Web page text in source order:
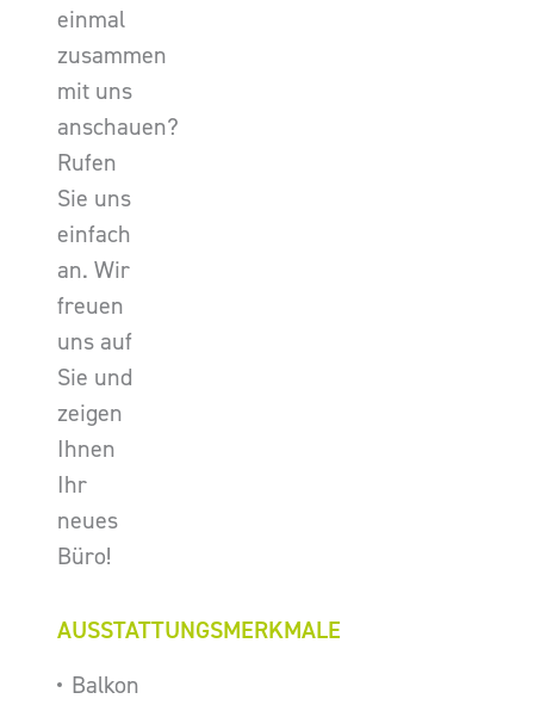
einmal
zusammen
mit uns
anschauen?
Rufen
Sie uns
einfach
an. Wir
freuen
uns auf
Sie und
zeigen
Ihnen
Ihr
neues
Büro!
AUSSTATTUNGSMERKMALE
Balkon